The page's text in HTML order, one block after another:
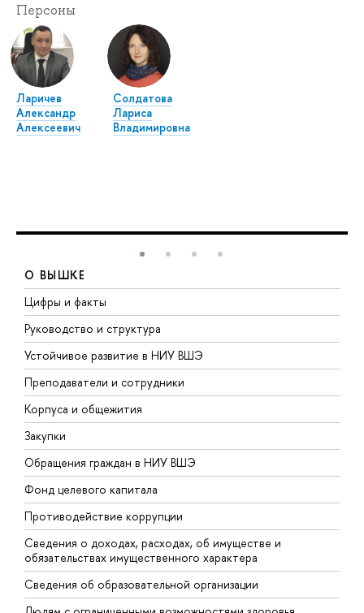
Персоны
Ларичев
Александр
Алексеевич
Солдатова
Лариса
Владимировна
О ВЫШКЕ
Цифры и факты
Руководство и структура
Устойчивое развитие в НИУ ВШЭ
Преподаватели и сотрудники
Корпуса и общежития
Закупки
Обращения граждан в НИУ ВШЭ
Фонд целевого капитала
Противодействие коррупции
Сведения о доходах, расходах, об имуществе и
обязательствах имущественного характера
Сведения об образовательной организации